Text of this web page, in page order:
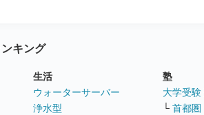
キング
生活
ウォーターサーバー
浄水型
塾
大学受
└ 首都圏